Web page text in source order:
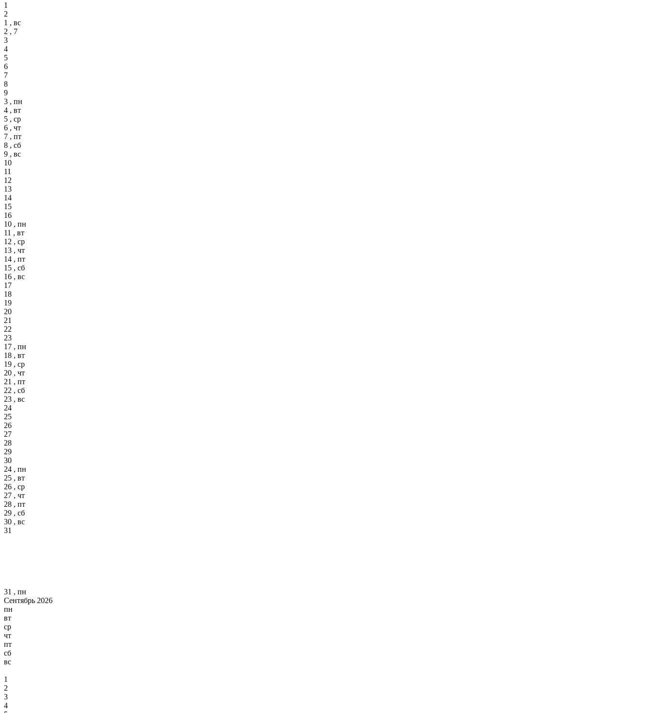
1
2
1 , вс
2 , 7
3
4
5
6
7
8
9
3 , пн
4 , вт
5 , ср
6 , чт
7 , пт
8 , сб
9 , вс
10
11
12
13
14
15
16
10 , пн
11 , вт
12 , ср
13 , чт
14 , пт
15 , сб
16 , вс
17
18
19
20
21
22
23
17 , пн
18 , вт
19 , ср
20 , чт
21 , пт
22 , сб
23 , вс
24
25
26
27
28
29
30
24 , пн
25 , вт
26 , ср
27 , чт
28 , пт
29 , сб
30 , вс
31
31 , пн
Сентябрь 2026
пн
вт
ср
чт
пт
сб
вс
1
2
3
4